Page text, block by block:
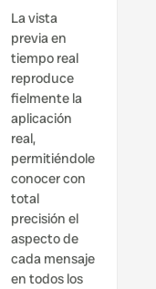
La vista
previa en
tiempo real
reproduce
fielmente la
aplicación
real,
permitiéndole
conocer con
total
precisión el
aspecto de
cada mensaje
en todos los